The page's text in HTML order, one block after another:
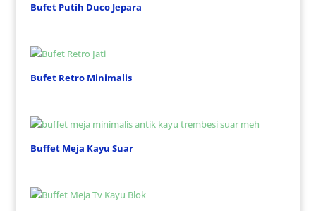
Bufet Putih Duco Jepara
Bufet Retro Minimalis
Buffet Meja Kayu Suar